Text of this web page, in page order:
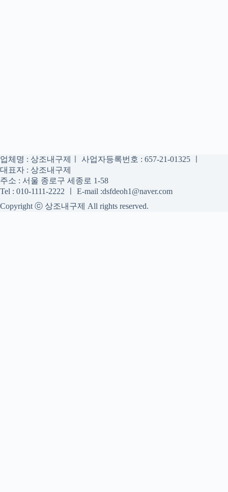
업체명 : 상조내구제ㅣ 사업자등록번호 : 657-21-01325 ㅣ
대표자 : 상조내구제
주소 : 서울 종로구 세종로 1-58
Tel : 010-1111-2222 ㅣ E-mail :dsfdeoh1@naver.com
Copyright ⓒ 상조내구제 All rights reserved.